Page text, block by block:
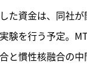
た資金は、同社
験を行う予定。
と慣性核融合の